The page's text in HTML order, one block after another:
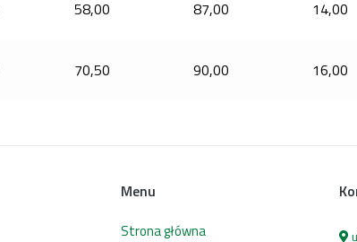
58,00 87,00 14,00
70,50 90,00 16,00
Menu
Strona główna